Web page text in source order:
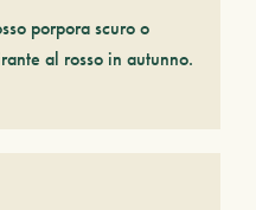
porpora scuro o
al rosso in autunno.